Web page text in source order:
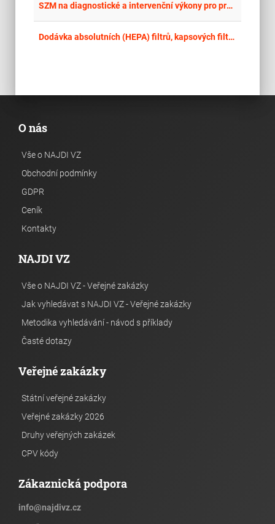
SZM na diagnostické a intervenční výkony pro pracoviště interveční radiologie - část 3: Balónkový katétr 3
Dodávka absolutních (HEPA) filtrů, kapsových filtrů, filtračních přířezů a filtračních materiálů pro VZT ve FN Ostrava
O nás
Vše o NAJDI VZ
Obchodní podmínky
GDPR
Ceník
Kontakty
NAJDI VZ
Vše o NAJDI VZ - Veřejné zakázky
Jak vyhledávat s NAJDI VZ - Veřejné zakázky
Metodika vyhledávání - návod s příklady
Časté dotazy
Veřejné zakázky
Státní veřejné zakázky
Veřejné zakázky 2026
Druhy veřejných zakázek
CPV kódy
Zákaznická podpora
info@najdivz.cz